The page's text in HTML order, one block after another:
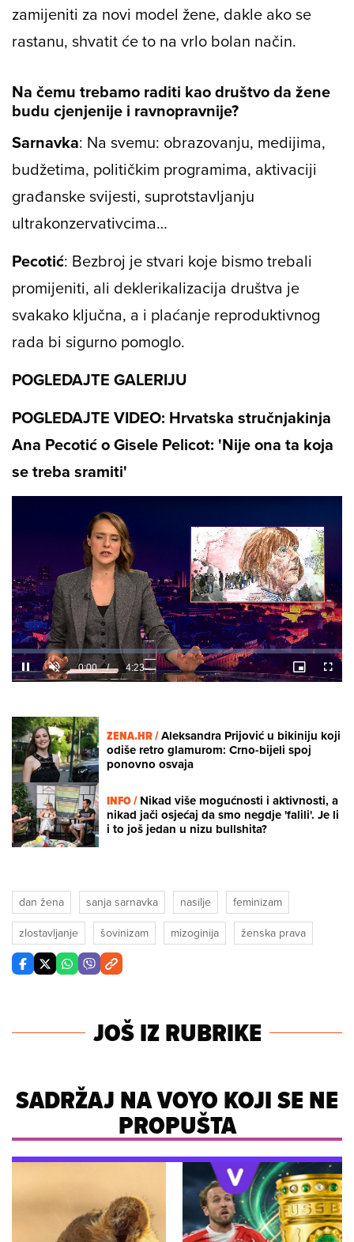
zamijeniti za novi model žene, dakle ako se
rastanu, shvatit će to na vrlo bolan način.
Na čemu trebamo raditi kao društvo da žene
budu cjenjenije i ravnopravnije?
Sarnavka: Na svemu: obrazovanju, medijima,
budžetima, političkim programima, aktivaciji
građanske svijesti, suprotstavljanju
ultrakonzervativcima…
Pecotić: Bezbroj je stvari koje bismo trebali
promijeniti, ali deklerikalizacija društva je
svakako ključna, a i plaćanje reproduktivnog
rada bi sigurno pomoglo.
POGLEDAJTE GALERIJU
POGLEDAJTE VIDEO: Hrvatska stručnjakinja
Ana Pecotić o Gisele Pelicot: 'Nije ona ta koja
se treba sramiti'
Unmute /
Loaded:
5.25%
ZENA.HR /Aleksandra Prijović u bikiniju koji
odiše retro glamurom: Crno-bijeli spoj
ponovno osvaja
INFO /Nikad više mogućnosti i aktivnosti, a
nikad jači osjećaj da smo negdje 'falili'. Je li
i to još jedan u nizu bullshita?
dan žena sanja sarnavka nasilje
feminizam
zlostavljanje
šovinizam mizoginija ženska prava
JOŠ IZ RUBRIKE
SADRŽAJ NA VOYO KOJI SE NE
PROPUŠTA